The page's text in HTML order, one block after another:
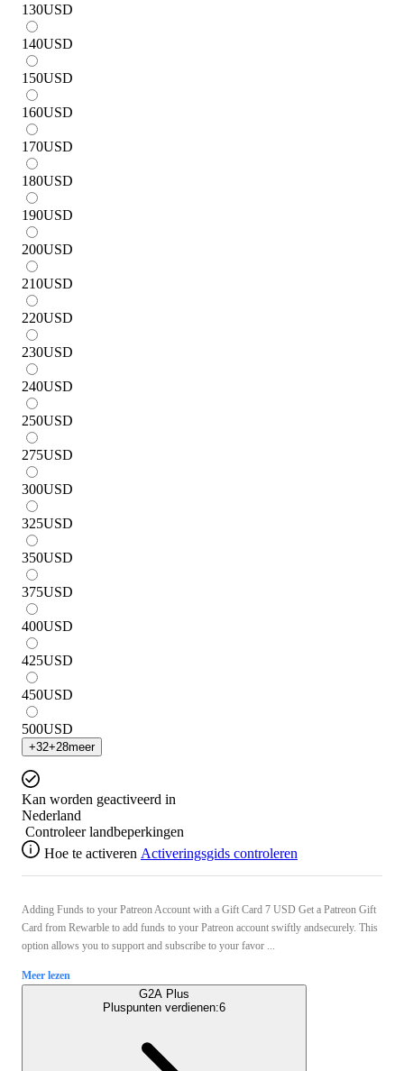
130USD
140USD
150USD
160USD
170USD
180USD
190USD
200USD
210USD
220USD
230USD
240USD
250USD
275USD
300USD
325USD
350USD
375USD
400USD
425USD
450USD
500USD
+32+28meer
Kan worden geactiveerd in
Nederland
Controleer landbeperkingen
Hoe te activeren Activeringsgids controleren
Adding Funds to your Patreon Account with a Gift Card 7 USD Get a Patreon Gift
Card from Rewarble to add funds to your Patreon account swiftly andsecurely. This
option allows you to support and subscribe to your favor ...
Meer lezen
G2A Plus
Pluspunten verdienen:6